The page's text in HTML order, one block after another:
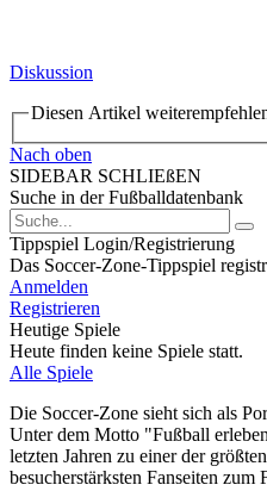
Diskussion
Diesen Artikel
Nach oben
SIDEBAR SCHLIEßEN
Suche in der Fußballdatenbank
Tippspiel Login/Registrierung
Das Soccer-Zone-Tippspiel
Anmelden
Registrieren
Heutige Spiele
Heute finden keine Spiele statt.
Alle Spiele
Die Soccer-Zone sieht sich als
Unter dem Motto "Fußball
letzten Jahren zu einer der
besucherstärksten Fanseiten